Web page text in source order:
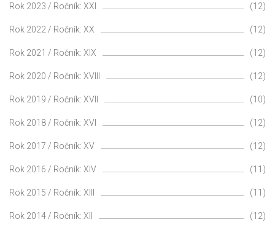
Rok 2023 / Ročník: XXI (12)
Rok 2022 / Ročník: XX (12)
Rok 2021 / Ročník: XIX (12)
Rok 2020 / Ročník: XVIII (12)
Rok 2019 / Ročník: XVII (10)
Rok 2018 / Ročník: XVI (12)
Rok 2017 / Ročník: XV (12)
Rok 2016 / Ročník: XIV (11)
Rok 2015 / Ročník: XIII (11)
Rok 2014 / Ročník: XII (12)